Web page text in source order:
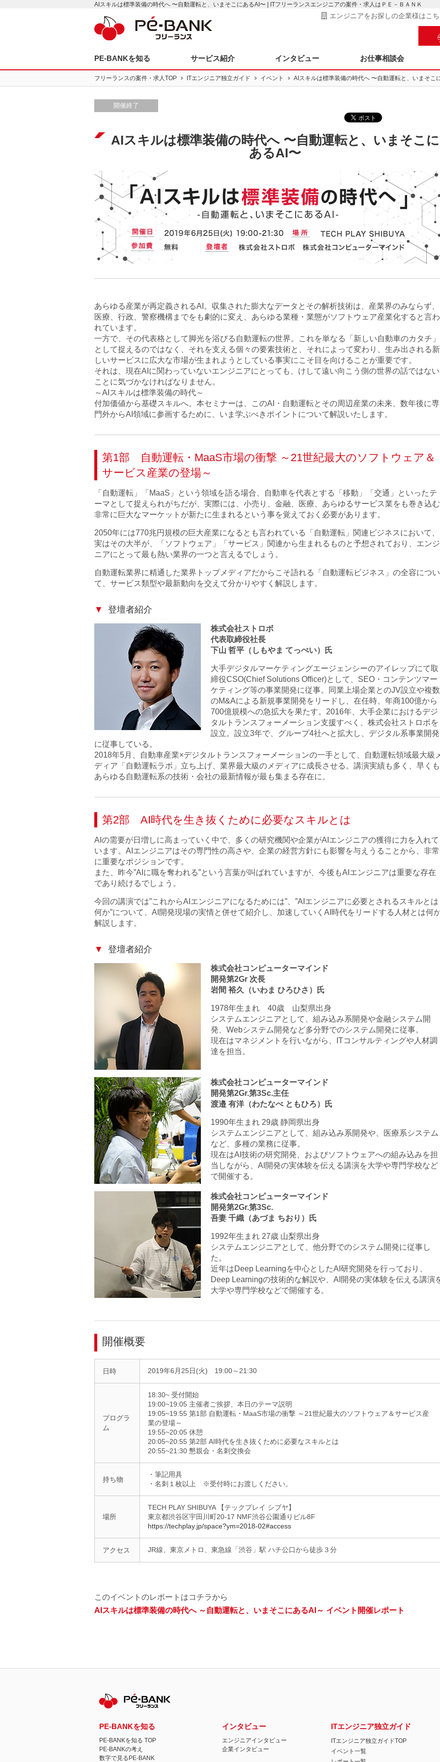
AIスキルは標準装備の時代へ 〜自動運転と、いまそこにあるAI〜 | ITフリーランスエンジニアの案件・求人はＰＥ－ＢＡＮＫ
エンジニアをお探しの企業様はこ
PE-BANKを知る サービス紹介 インタビュー お仕事相談会
フリーランスの案件・求人TOP ITエンジニア独立ガイド イベント AIスキルは標準装備の時代へ 〜自動運転と、いまそこ
開催終了
AIスキルは標準装備の時代へ 〜自動運転と、いまそこに
あるAI〜
あらゆる産業が再定義されるAI。収集された膨大なデータとその解析技術は、産業界のみならず、
医療、行政、警察機構までをも劇的に変え、あらゆる業種・業態がソフトウェア産業化すると言わ
れています。
一方で、その代表格として脚光を浴びる自動運転の世界。これを単なる「新しい自動車のカタチ」
として捉えるのではなく、それを支える個々の要素技術と、それによって変わり、生み出される新
しいサービスに広大な市場が生まれようとしている事実にこそ目を向けることが重要です。
それは、現在AIに関わっていないエンジニアにとっても、けして遠い向こう側の世界の話ではない
ことに気づかなければなりません。
～AIスキルは標準装備の時代～
付加価値から基礎スキルへ。本セミナーは、このAI・自動運転とその周辺産業の未来、数年後に専
門外からAI領域に参画するために、いま学ぶべきポイントについて解説いたします。
第1部 自動運転・MaaS市場の衝撃 ～21世紀最大のソフトウェア＆
サービス産業の登場～
「自動運転」「MaaS」という領域を語る場合、自動車を代表とする「移動」「交通」といったテ
ーマとして捉えられがちだが、実際には、小売り、金融、医療、あらゆるサービス業をも巻き込む
非常に巨大なマーケットが新たに生まれるという事を覚えておく必要があります。
2050年には770兆円規模の巨大産業になるとも言われている「自動運転」関連ビジネスにおいて、
実はその大半が、「ソフトウェア」「サービス」関連から生まれるものと予想されており、エンジ
ニアにとって最も熱い業界の一つと言えるでしょう。
自動運転業界に精通した業界トップメディアだからこそ語れる「自動運転ビジネス」の全容につい
て、サービス類型や最新動向を交えて分かりやすく解説します。
登壇者紹介
株式会社ストロボ
代表取締役社長
下山 哲平（しもやま てっぺい）氏
大手デジタルマーケティングエージェンシーのアイレップにて取
締役CSO(Chief Solutions Officer)として、SEO・コンテンツマー
ケティング等の事業開発に従事。同業上場企業とのJV設立や複数
のM&Aによる新規事業開発をリードし、在任時、年商100億から
700億規模への急拡大を果たす。2016年、大手企業におけるデジ
タルトランスフォーメーション支援すべく、株式会社ストロボを
設立。設立3年で、グループ4社へと拡大し、デジタル系事業開発
に従事している。
2018年5月、自動車産業×デジタルトランスフォーメーションの一手として、自動運転領域最大級
ディア「自動運転ラボ」立ち上げ、業界最大級のメディアに成長させる。講演実績も多く、早くも
あらゆる自動運転系の技術・会社の最新情報が最も集まる存在に。
第2部 AI時代を生き抜くために必要なスキルとは
AIの需要が日増しに高まっていく中で、多くの研究機関や企業がAIエンジニアの獲得に力を入れて
います。AIエンジニアはその専門性の高さや、企業の経営方針にも影響を与えうることから、非常
に重要なポジションです。
また、昨今”AIに職を奪われる”という言葉が叫ばれていますが、今後もAIエンジニアは重要な存在
であり続けるでしょう。
今回の講演では”これからAIエンジニアになるためには”、”AIエンジニアに必要とされるスキルとは
何か”について、AI開発現場の実情と併せて紹介し、加速していくAI時代をリードする人材とは何
解説します。
登壇者紹介
株式会社コンピューターマインド
開発第2Gr 次長
岩間 裕久（いわま ひろひさ）氏
1978年生まれ 40歳 山梨県出身
システムエンジニアとして、組み込み系開発や金融システム開
発、Webシステム開発など多分野でのシステム開発に従事。
現在はマネジメントを行いながら、ITコンサルティングや人材調
達を担当。
株式会社コンピューターマインド
開発第2Gr.第3Sc.主任
渡邉 有洋（わたなべ ともひろ）氏
1990年生まれ 29歳 静岡県出身
システムエンジニアとして、組み込み系開発や、医療系システム
など、多種の業務に従事。
現在はAI技術の研究開発、およびソフトウェアへの組み込みを担
当しながら、AI開発の実体験を伝える講演を大学や専門学校など
で開催する。
株式会社コンピューターマインド
開発第2Gr.第3Sc.
吾妻 千織（あづま ちおり）氏
1992年生まれ 27歳 山梨県出身
システムエンジニアとして、他分野でのシステム開発に従事し
た。
近年はDeep Learningを中心としたAI研究開発を行っており、
Deep Learningの技術的な解説や、AI開発の実体験を伝える講演
大学や専門学校などで開催する。
開催概要
日時 2019年6月25日(火) 19:00～21:30
プログラ
ム
18:30~ 受付開始
19:00~19:05 主催者ご挨拶、本日のテーマ説明
19:05~19:55 第1部 自動運転・MaaS市場の衝撃 ～21世紀最大のソフトウェア＆サービス産
業の登場～
19:55~20:05 休憩
20:05~20:55 第2部 AI時代を生き抜くために必要なスキルとは
20:55~21:30 懇親会・名刺交換会
持ち物
・筆記用具
・名刺１枚以上 ※受付時にお渡しください。
場所
TECH PLAY SHIBUYA 【テックプレイ シブヤ】
東京都渋谷区宇田川町20-17 NMF渋谷公園通りビル8F
https://techplay.jp/space?ym=2018-02#access
アクセス JR線、東京メトロ、東急線「渋谷」駅 ハチ公口から徒歩３分
このイベントのレポートはコチラから
AIスキルは標準装備の時代へ ～自動運転と、いまそこにあるAI～ イベント開催レポート
PE-BANKを知る
PE-BANKを知る TOP
PE-BANKの考え
数字で見るPE-BANK
インタビュー
エンジニアインタビュー
企業インタビュー
ITエンジニア独立ガイド
ITエンジニア独立ガイドTOP
イベント一覧